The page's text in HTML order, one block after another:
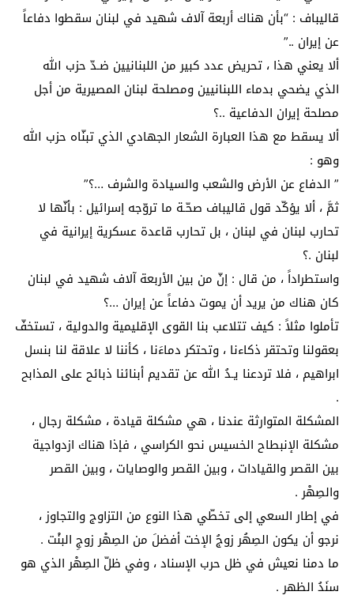
قاليباف : “بأن هناك أربعة آلاف شهيد في لبنان سقطوا دفاعاً
عن إيران ..”
ألا يعني هذا ، تحريض عدد كبير من اللبنانيين ضـدّ حزب الله
الذي يضحي بدماء اللبنانيين ومصلحة لبنان المصيرية من أجل
مصلحة إيران الدفاعية ..؟
ألا يسقط مع هذا العبارة الشعار الجهادي الذي تبنّاه حزب الله
وهو :
” الدفاع عن الأرض والشعب والسيادة والشرف …؟”
ثمَّ ، ألا يؤكّد قول قاليباف صحّـة ما تروّجه إسرائيل : بأنّها لا
تحارب لبنان في لبنان ، بل تحارب قاعدة عسكرية إيرانية في
لبنان .؟
واستطراداً ، من قال : إنّ من بين الأربعة آلاف شهيد في لبنان
كان هناك من يريد أن يموت دفاعاً عن إيران …؟
تأملوا مثلاً : كيف تتلاعب بنا القوى الإقليمية والدولية ، تستخفّ
بعقولنا وتحتقر ذكاءنا ، وتحتكر دماءَنا ، كأننا لا علاقة لنا بنسل
ابراهيم ، فلا تردعنا يـدُ الله عن تقديم أبنائنا ذبائح على المذابح
.
المشكلة المتوارثة عندنا ، هي مشكلة قيادة ، مشكلة رجال ،
مشكلة الإنبطاح الخسيس نحو الكراسي ، فإذا هناك ازدواجية
بين القصر والقيادات ، وبين القصر والوصايات ، وبين القصر
والصِهْر .
في إطار السعي إلى تخطّي هذا النوع من التزاوج والتجاوز ،
نرجو أن يكون الصِهُر زوجُ الإخت أفضلَ من الصِهْر زوجِ البنْت .
ما دمنا نعيش في ظل حرب الإسناد ، وفي ظلّ الصِهْر الذي هو
سنَدُ الظهر .